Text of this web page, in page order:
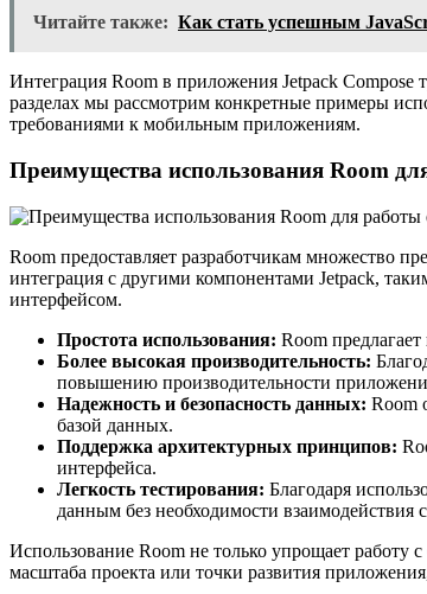
Читайте также: Как стать успешным
Интеграция Room в приложения Jetpack
разделах мы рассмотрим конкретные примеры
требованиями к мобильным приложениям.
Преимущества использования Room
Room предоставляет разработчикам множество
интеграция с другими компонентами Jetpack,
интерфейсом.
Простота использования: Room
Более высокая производительность:
повышению производительности
Надежность и безопасность данных: Room
базой данных.
Поддержка архитектурных принципов:
интерфейса.
Легкость тестирования: Благодаря
данным без необходимости взаимодействия
Использование Room не только упрощает
масштаба проекта или точки развития